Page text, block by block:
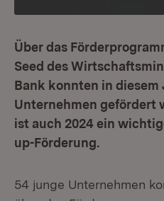
Über das
Seed des
Bank konnten in diesem
Unternehmen gefördert
ist auch 2024 ein
up-Förderung.
54 junge Unternehmen